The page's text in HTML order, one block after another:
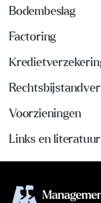
Bodembeslag
Factoring
Voorzieningen
Links en literatuur